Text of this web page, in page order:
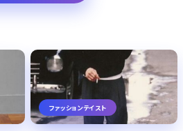
ファッションテイスト